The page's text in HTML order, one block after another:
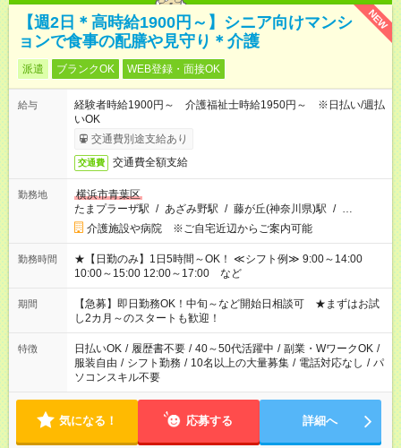
NEW
【週2日＊高時給1900円～】シニア向けマンシ
ョンで食事の配膳や見守り＊介護
派遣 ブランクOK WEB登録・面接OK
給与
経験者時給1900円～ 介護福祉士時給1950円～ ※日払い/週払
いOK
交通費別途支給あり
交通費 交通費全額支給
勤務地
横浜市青葉区
たまプラーザ駅 / あざみ野駅 / 藤が丘(神奈川県)駅 / …
介護施設や病院 ※ご自宅近辺からご案内可能
勤務時間
★【日勤のみ】1日5時間～OK！ ≪シフト例≫ 9:00～14:00
10:00～15:00 12:00～17:00 など
期間
【急募】即日勤務OK！中旬～など開始日相談可 ★まずはお試
し2カ月～のスタートも歓迎！
特徴 日払いOK / 履歴書不要 / 40～50代活躍中 / 副業・WワークOK /
服装自由 / シフト勤務 / 10名以上の大量募集 / 電話対応なし / パ
ソコンスキル不要
気になる！ 応募する 詳細へ